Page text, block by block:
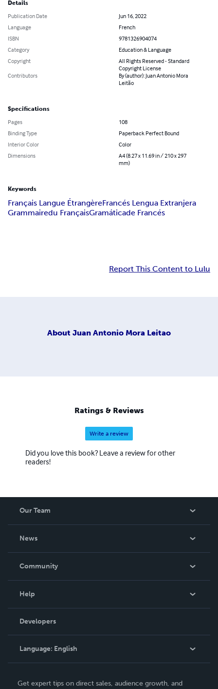
Details
Publication Date
Jun 16, 2022
Language
French
ISBN
9781326904074
Category
Education & Language
Copyright
All Rights Reserved - Standard
Copyright License
Contributors
By (author): Juan Antonio Mora
Leitão
Specifications
Pages
108
Binding Type
Paperback Perfect Bound
Interior Color
Color
Dimensions
A4 (8.27 x 11.69 in / 210 x 297
mm)
Keywords
Français Langue ÉtrangèreFrancés Lengua Extranjera
Grammairedu FrançaisGramáticade Francés
Report This Content to Lulu
About Juan Antonio Mora Leitao
Ratings & Reviews
Write a review
Did you love this book? Leave a review for other
readers!
Our Team
News
In The News
Community
Podcast
Help
Order Lookup
Knowledge Base
Contact Support
Developers
Language: English
Get expert tips on direct sales, audience growth, and